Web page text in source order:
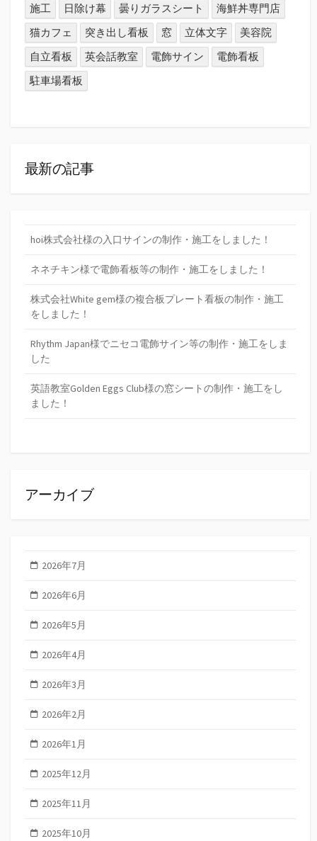
施工
日除け幕 曇りガラスシート
海鮮丼専門店
猫カフェ
突き出し看板 窓 立体文字
美容院
自立看板
英会話教室 電飾サイン
電飾看板
駐車場看板
最新の記事
hoi株式会社様の入口サインの制作・施工をしました！
ネネチキン様で電飾看板等の制作・施工をしました！
株式会社White gem様の複合板プレート看板の制作・施工
をしました！
Rhythm Japan様でニセコ電飾サイン等の制作・施工をしま
した
英語教室Golden Eggs Club様の窓シートの制作・施工をし
ました！
アーカイブ
2026年7月
2026年6月
2026年5月
2026年4月
2026年3月
2026年2月
2026年1月
2025年12月
2025年11月
2025年10月